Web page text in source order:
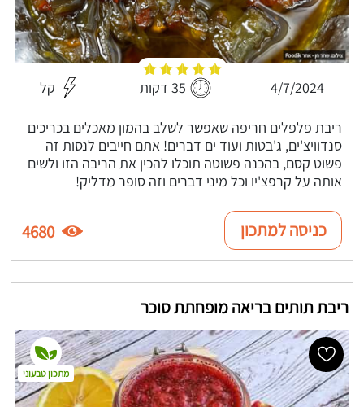
4/7/2024 35 דקות קל
ריבת פלפלים חריפה שאפשר לשלב בהמון מאכלים בכריכים
סנדוויצ'ים, ג'בטות ועוד ים דברים! אתם חייבים לנסות זה
פשוט קסם, בהכנה פשוטה תוכלו להכין את הריבה הזו ולשים
אותה על קרפצ'יו וכל מיני דברים וזה סופר מדליק!
כניסה למתכון 4680
ריבת תותים בריאה מופחתת סוכר
מתכון טבעוני